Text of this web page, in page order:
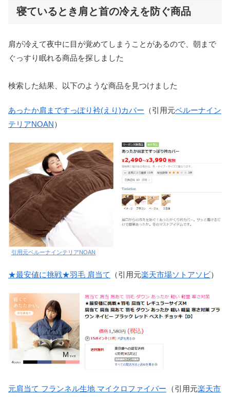
寝ているとき肩と首の冷えを防ぐ商品
肩が冷えて夜中に目が覚めてしまうことがあるので、朝まで
ぐっすり眠れる商品を探しました
検索した結果、以下のような商品を見つけました
あったか肩まですっぽり衿(えり)カバー （引用元ベルーナイン
テリアNOAN）
引用元ベルーナインテリアNOAN
★最安値に挑戦★羽毛 肩当て （引用元楽天市場ソトアソビ）
元肩当て フランネル生地 マイクロファイバー （引用元楽天市